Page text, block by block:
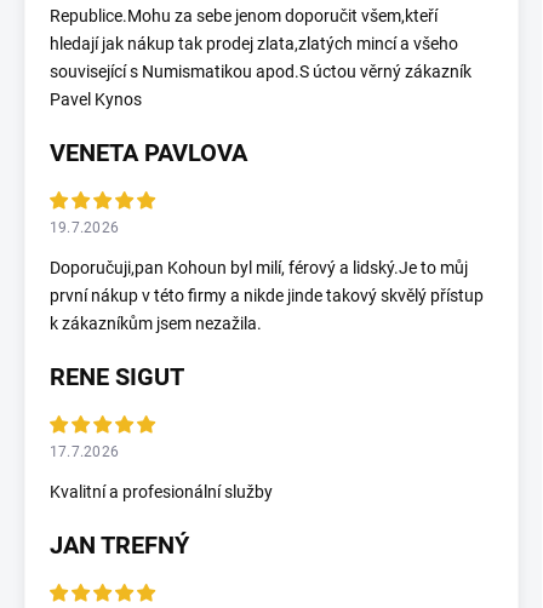
Republice.Mohu za sebe jenom doporučit všem,kteří
hledají jak nákup tak prodej zlata,zlatých mincí a všeho
související s Numismatikou apod.S úctou věrný zákazník
Pavel Kynos
VENETA PAVLOVA
19.7.2026
Doporučuji,pan Kohoun byl milí, férový a lidský.Je to můj
první nákup v této firmy a nikde jinde takový skvělý přístup
k zákazníkům jsem nezažila.
RENE SIGUT
17.7.2026
Kvalitní a profesionální služby
JAN TREFNÝ